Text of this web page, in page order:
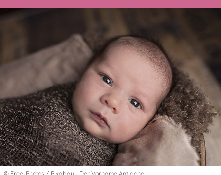
© Free-Photos / Pixabay - Der Vorname Antigone